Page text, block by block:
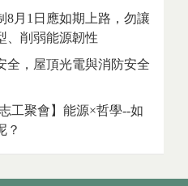
8月1日應如期上路，勿讓
、削弱能源韌性
全，屋頂光電與消防安全
工聚會】能源×哲學--如
？